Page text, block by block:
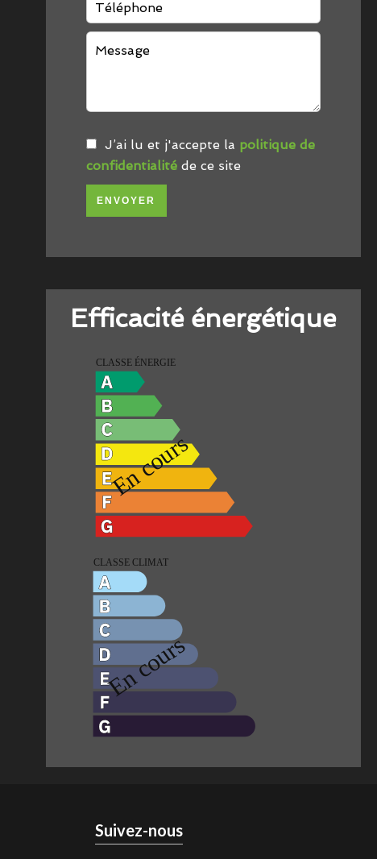
J’ai lu et j'accepte la politique de
confidentialitéde ce site
ENVOYER
Efficacité énergétique
Suivez-nous